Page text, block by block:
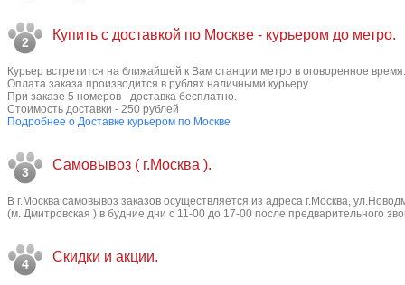
2 Купить с доставкой по Москве - курьером до метро.
Курьер встретится на ближайшей к Вам станции метро в оговоренное время.
Оплата заказа производится в рублях наличными курьеру.
При заказе 5 номеров - доставка бесплатно.
Стоимость доставки - 250 рублей
Подробнее о Доставке курьером по Москве
3 Самовывоз ( г.Москва ).
В г.Москва самовывоз заказов осуществляется из адреса г.Москва,
(м. Дмитровская ) в будние дни с 11-00 до 17-00 после предварительного
4 Скидки и акции.